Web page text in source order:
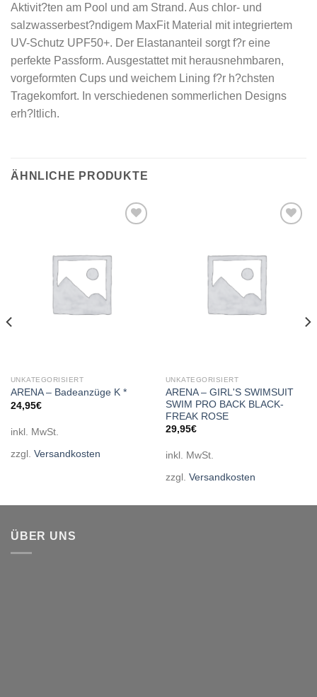
Aktivit?ten am Pool und am Strand. Aus chlor- und
salzwasserbest?ndigem MaxFit Material mit integriertem
UV-Schutz UPF50+. Der Elastananteil sorgt f?r eine
perfekte Passform. Ausgestattet mit herausnehmbaren,
vorgeformten Cups und weichem Lining f?r h?chsten
Tragekomfort. In verschiedenen sommerlichen Designs
erh?ltlich.
ÄHNLICHE PRODUKTE
UNKATEGORISIERT
ARENA – Badeanzüge K *
24,95€
inkl. MwSt.
zzgl. Versandkosten
UNKATEGORISIERT
ARENA – GIRL'S SWIMSUIT
SWIM PRO BACK BLACK-
FREAK ROSE
29,95€
inkl. MwSt.
zzgl. Versandkosten
ÜBER UNS